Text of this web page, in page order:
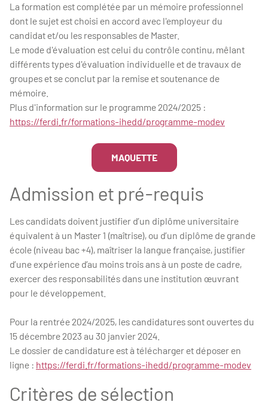
La formation est complétée par un mémoire professionnel
dont le sujet est choisi en accord avec l'employeur du
candidat et/ou les responsables de Master.
Le mode d'évaluation est celui du contrôle continu, mêlant
différents types d'évaluation individuelle et de travaux de
groupes et se conclut par la remise et soutenance de
mémoire.
Plus d'information sur le programme 2024/2025 :
https://ferdi.fr/formations-ihedd/programme-modev
MAQUETTE
Admission et pré-requis
Les candidats doivent justifier d’un diplôme universitaire
équivalent à un Master 1 (maîtrise), ou d’un diplôme de grande
école (niveau bac +4), maîtriser la langue française, justifier
d’une expérience d’au moins trois ans à un poste de cadre,
exercer des responsabilités dans une institution œuvrant
pour le développement.
Pour la rentrée 2024/2025, les candidatures sont ouvertes du
15 décembre 2023 au 30 janvier 2024.
Le dossier de candidature est à télécharger et déposer en
ligne : https://ferdi.fr/formations-ihedd/programme-modev
Critères de sélection